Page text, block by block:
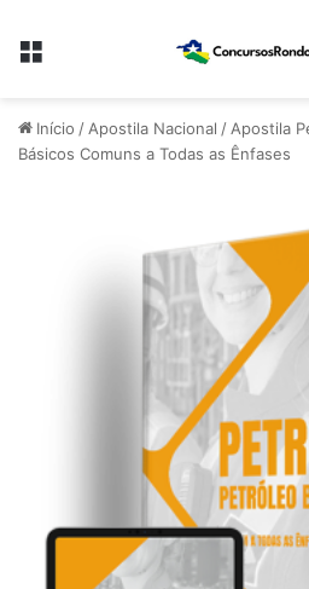
Menu
Início /Apostila Nacional /Apostila
Básicos Comuns a Todas as Ênfases